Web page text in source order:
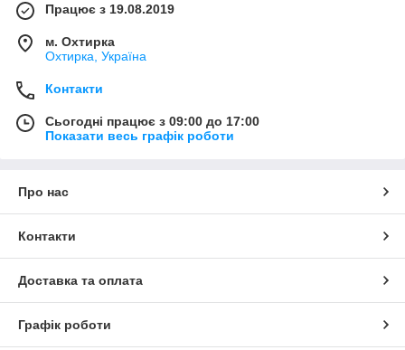
Працює з 19.08.2019
м. Охтирка
Охтирка, Україна
Контакти
Сьогодні працює з 09:00 до 17:00
Показати весь графік роботи
Про нас
Контакти
Доставка та оплата
Графік роботи